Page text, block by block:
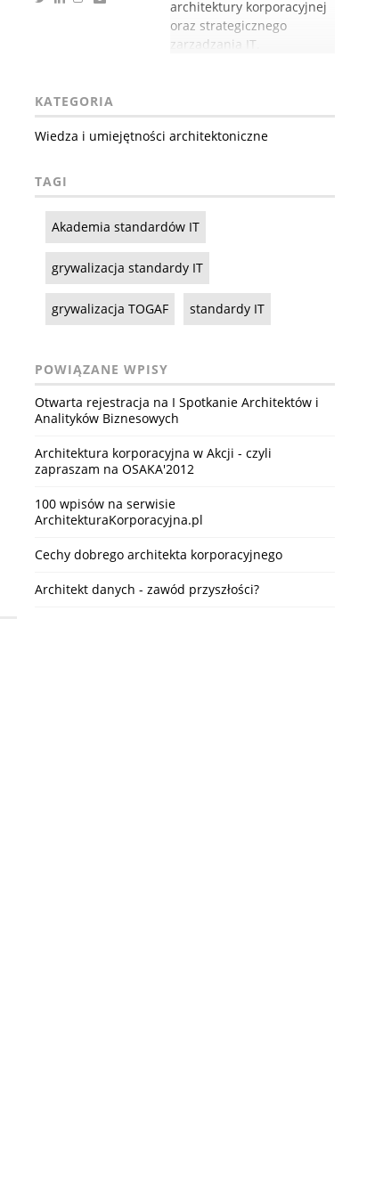
architektury korporacyjnej
oraz strategicznego
zarządzania IT.
KATEGORIA
Wiedza i umiejętności architektoniczne
TAGI
Akademia standardów IT
grywalizacja standardy IT
grywalizacja TOGAF standardy IT
POWIĄZANE WPISY
Otwarta rejestracja na I Spotkanie Architektów i
Analityków Biznesowych
Architektura korporacyjna w Akcji - czyli
zapraszam na OSAKA'2012
100 wpisów na serwisie
ArchitekturaKorporacyjna.pl
Cechy dobrego architekta korporacyjnego
Architekt danych - zawód przyszłości?